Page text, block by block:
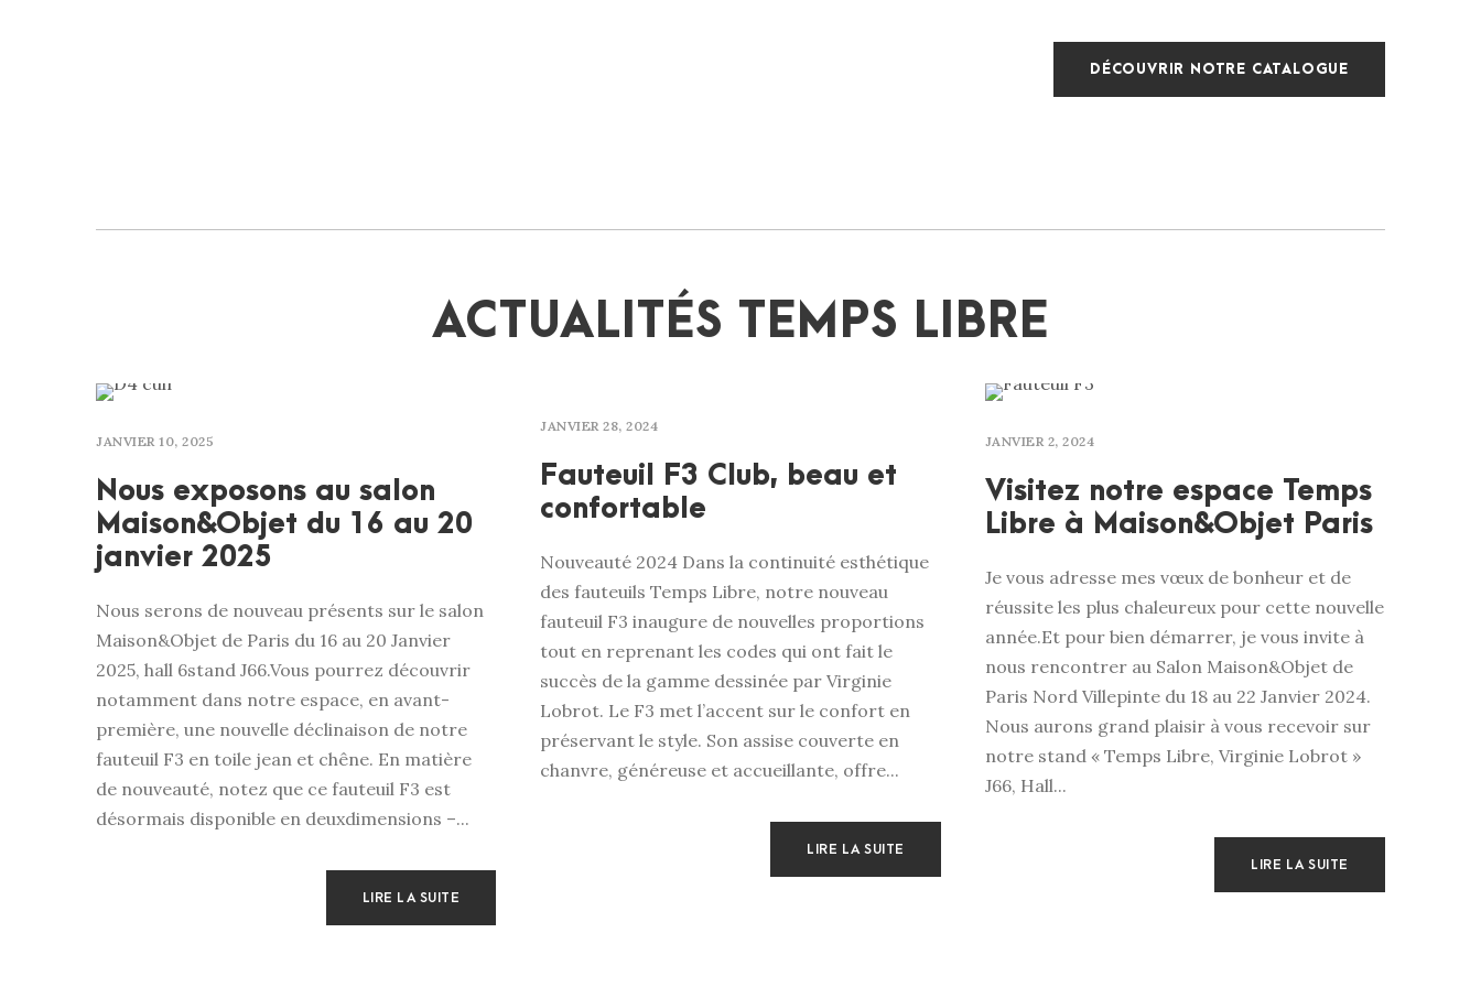
DÉCOUVRIR NOTRE CATALOGUE
ACTUALITÉS TEMPS LIBRE
JANVIER 10, 2025
Nous exposons au salon
Maison&Objet du 16 au 20
janvier 2025
Nous serons de nouveau présents sur le salon
Maison&Objet de Paris du 16 au 20 Janvier
2025, hall 6stand J66.Vous pourrez découvrir
notamment dans notre espace, en avant-
première, une nouvelle déclinaison de notre
fauteuil F3 en toile jean et chêne. En matière
de nouveauté, notez que ce fauteuil F3 est
désormais disponible en deuxdimensions –...
LIRE LA SUITE
JANVIER 28, 2024
Fauteuil F3 Club, beau et
confortable
Nouveauté 2024 Dans la continuité esthétique
des fauteuils Temps Libre, notre nouveau
fauteuil F3 inaugure de nouvelles proportions
tout en reprenant les codes qui ont fait le
succès de la gamme dessinée par Virginie
Lobrot. Le F3 met l’accent sur le confort en
préservant le style. Son assise couverte en
chanvre, généreuse et accueillante, offre...
LIRE LA SUITE
JANVIER 2, 2024
Visitez notre espace Temps
Libre à Maison&Objet Paris
Je vous adresse mes vœux de bonheur et de
réussite les plus chaleureux pour cette nouvelle
année.Et pour bien démarrer, je vous invite à
nous rencontrer au Salon Maison&Objet de
Paris Nord Villepinte du 18 au 22 Janvier 2024.
Nous aurons grand plaisir à vous recevoir sur
notre stand « Temps Libre, Virginie Lobrot »
J66, Hall...
LIRE LA SUITE